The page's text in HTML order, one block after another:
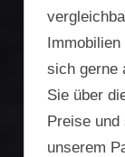
sich gerne
Sie über
Preise
unserem